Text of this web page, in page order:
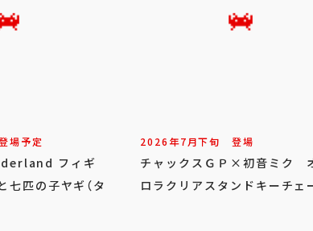
場予定
フィギ
匹の子ヤギ（タ
2026年7月下旬 登場
チャックスＧＰ×初音ミク
ロラクリアスタンドキーチェ